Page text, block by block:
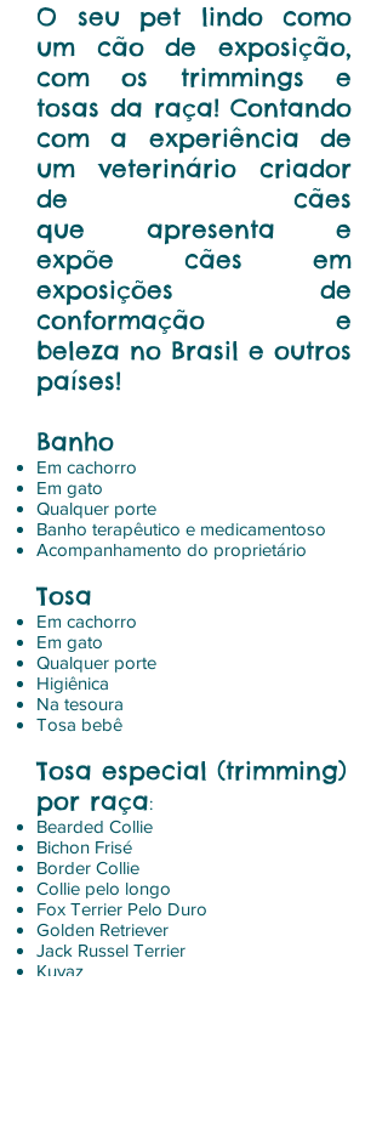
O seu pet lindo como
um cão de exposição,
com os trimmings e
tosas da raça! Contando
com a experiência de
um veterinário criador
de cães
que apresenta e
expõe cães em
exposições de
conformação e
beleza no Brasil e outros
países!
Banho
Em cachorro
Em gato
Qualquer porte
Banho terapêutico e medicamentoso
Acompanhamento do proprietário
Tosa
Em cachorro
Em gato
Qualquer porte
Higiênica
Na tesoura
Tosa bebê
Tosa especial (trimming)
por raça:
Bearded Collie
Bichon Frisé
Border Collie
Collie pelo longo
Fox Terrier Pelo Duro
Golden Retriever
Jack Russel Terrier
Kuvaz